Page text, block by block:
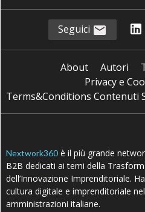
Seguici
About Autori
Privacy e
Terms&Conditions Contenuti
Nextwork360 è il più grande
B2B dedicati ai temi della
dell’Innovazione Imprenditoriale.
cultura digitale e imprenditoriale
amministrazioni italiane.